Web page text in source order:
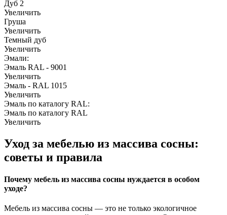
Дуб 2
Увеличить
Груша
Увеличить
Темный дуб
Увеличить
Эмали:
Эмаль RAL - 9001
Увеличить
Эмаль - RAL 1015
Увеличить
Эмаль по каталогу RAL:
Эмаль по каталогу RAL
Увеличить
Уход за мебелью из массива сосны:
советы и правила
Почему мебель из массива сосны нуждается в особом
уходе?
Мебель из массива сосны — это не только экологичное